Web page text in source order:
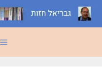
לדלג
לתוכן